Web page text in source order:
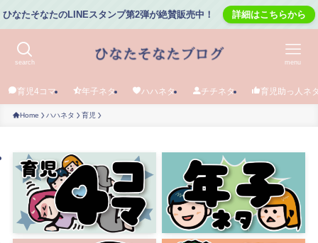
ひなたそなたのLINEスタンプ第2弾が絶賛販売中！ 詳細はこちらから
search menu
育児4コマ 年子ネタ ハハネタ チチネタ 育児助っ人ネ
Home ハハネタ 育児